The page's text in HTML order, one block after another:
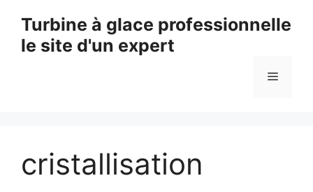
contenu
Turbine à glace professionnelle
le site d'un expert
Menu
cristallisation